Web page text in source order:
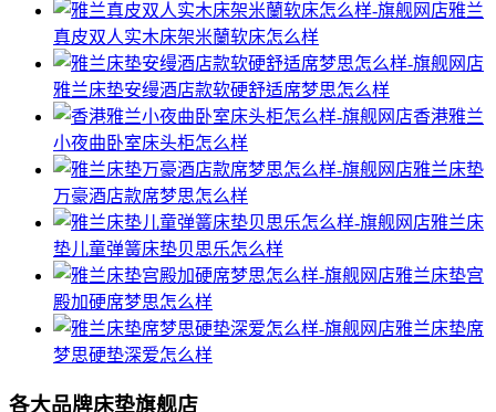
雅兰
真皮双人实木床架米蘭软床怎么样
雅兰床垫安缦酒店款软硬舒适席梦思怎么样
香港雅兰
小夜曲卧室床头柜怎么样
雅兰床垫
万豪酒店款席梦思怎么样
雅兰床
垫儿童弹簧床垫贝思乐怎么样
雅兰床垫宫
殿加硬席梦思怎么样
雅兰床垫席
梦思硬垫深爱怎么样
各大品牌床垫旗舰店